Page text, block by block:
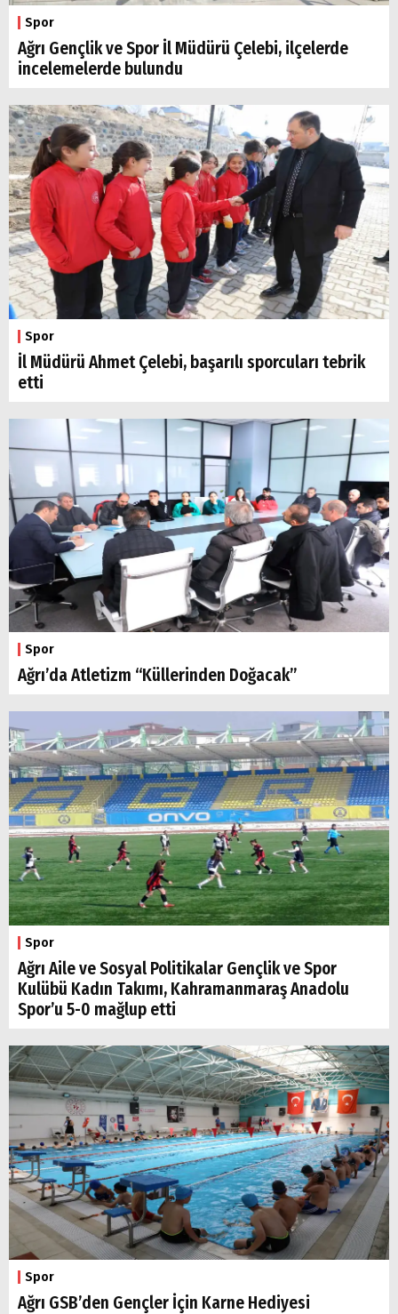
Spor
Ağrı Gençlik ve Spor İl Müdürü Çelebi, ilçelerde
incelemelerde bulundu
Spor
İl Müdürü Ahmet Çelebi, başarılı sporcuları tebrik
etti
Spor
Ağrı’da Atletizm “Küllerinden Doğacak”
Spor
Ağrı Aile ve Sosyal Politikalar Gençlik ve Spor
Kulübü Kadın Takımı, Kahramanmaraş Anadolu
Spor’u 5-0 mağlup etti
Spor
Ağrı GSB’den Gençler İçin Karne Hediyesi